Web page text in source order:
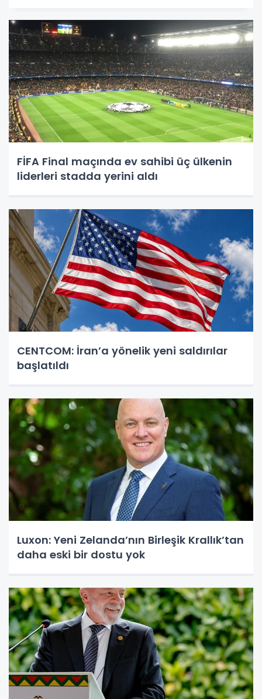
FİFA Final maçında ev sahibi üç ülkenin
liderleri stadda yerini aldı
CENTCOM: İran’a yönelik yeni saldırılar
başlatıldı
Luxon: Yeni Zelanda’nın Birleşik Krallık’tan
daha eski bir dostu yok